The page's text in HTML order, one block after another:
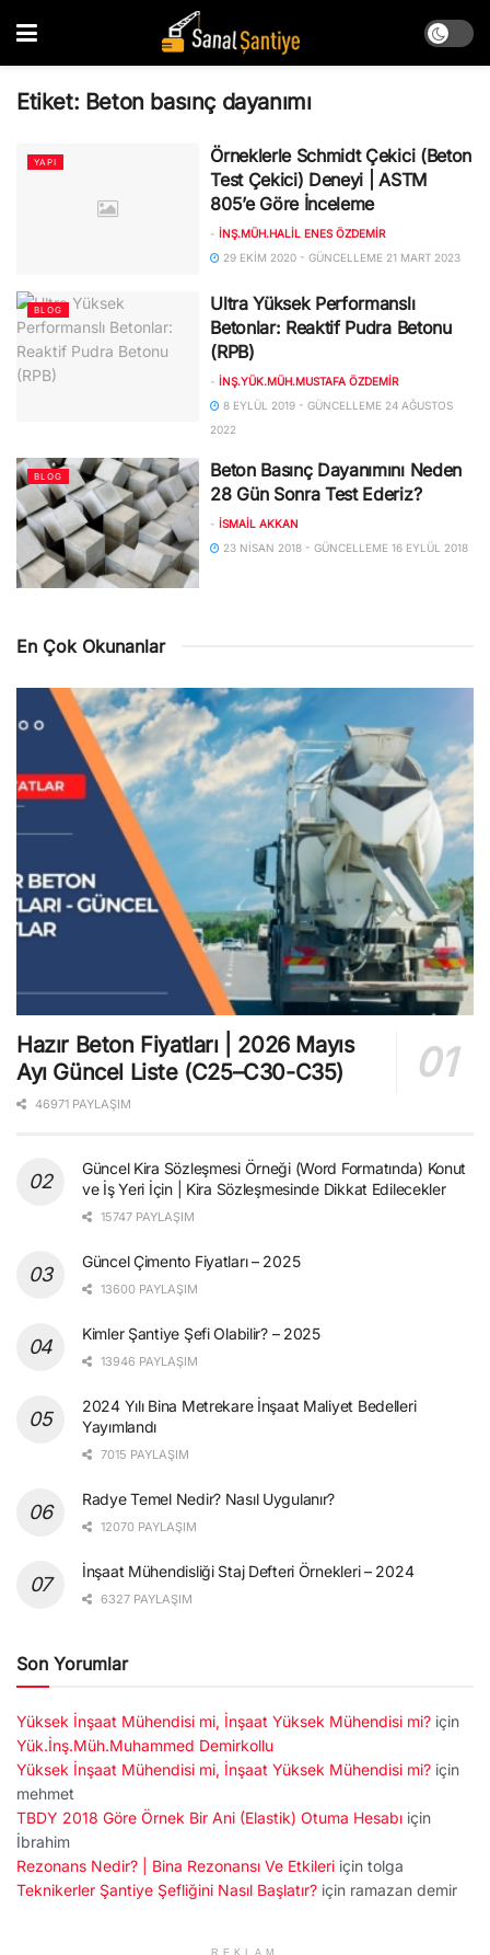
Etiket: Beton basınç dayanımı
YAPI
Örneklerle Schmidt Çekici (Beton
Test Çekici) Deneyi | ASTM
805’e Göre İnceleme
- İNŞ.MÜH.HALIL ENES ÖZDEMIR
29 EKIM 2020 - GÜNCELLEME 21 MART 2023
BLOG
Ultra Yüksek Performanslı
Betonlar: Reaktif Pudra Betonu
(RPB)
- İNŞ.YÜK.MÜH.MUSTAFA ÖZDEMIR
8 EYLÜL 2019 - GÜNCELLEME 24 AĞUSTOS
2022
BLOG
Beton Basınç Dayanımını Neden
28 Gün Sonra Test Ederiz?
- İSMAIL AKKAN
23 NISAN 2018 - GÜNCELLEME 16 EYLÜL 2018
En Çok Okunanlar
Hazır Beton Fiyatları | 2026 Mayıs
Ayı Güncel Liste (C25–C30-C35)
46971 PAYLAŞIM
Güncel Kira Sözleşmesi Örneği (Word Formatında) Konut
ve İş Yeri İçin | Kira Sözleşmesinde Dikkat Edilecekler
15747 PAYLAŞIM
Güncel Çimento Fiyatları – 2025
13600 PAYLAŞIM
Kimler Şantiye Şefi Olabilir? – 2025
13946 PAYLAŞIM
2024 Yılı Bina Metrekare İnşaat Maliyet Bedelleri
Yayımlandı
7015 PAYLAŞIM
Radye Temel Nedir? Nasıl Uygulanır?
12070 PAYLAŞIM
İnşaat Mühendisliği Staj Defteri Örnekleri – 2024
6327 PAYLAŞIM
Son Yorumlar
Yüksek İnşaat Mühendisi mi, İnşaat Yüksek Mühendisi mi? için
Yük.İnş.Müh.Muhammed Demirkollu
Yüksek İnşaat Mühendisi mi, İnşaat Yüksek Mühendisi mi? için
mehmet
TBDY 2018 Göre Örnek Bir Ani (Elastik) Otuma Hesabı için
İbrahim
Rezonans Nedir? | Bina Rezonansı Ve Etkileri için tolga
Teknikerler Şantiye Şefliğini Nasıl Başlatır? için ramazan demir
REKLAM